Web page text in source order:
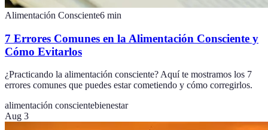
Alimentación Consciente6 min
7 Errores Comunes en la Alimentación Consciente y
Cómo Evitarlos
¿Practicando la alimentación consciente? Aquí te mostramos los 7
errores comunes que puedes estar cometiendo y cómo corregirlos.
alimentación conscientebienestar
Aug 3